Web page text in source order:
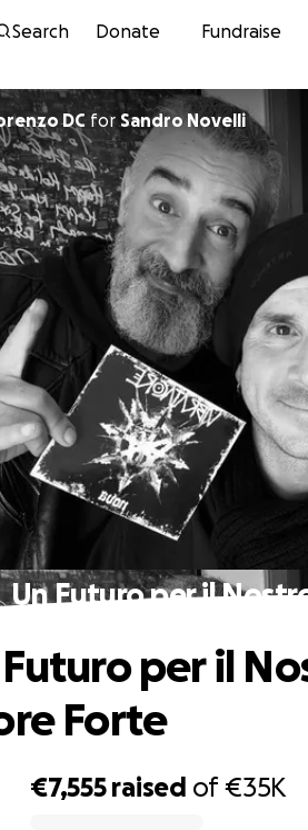
Search Donate Fundraise
DC forSandro Novelli
Un Futuro per il
€7,555 raised of€35K
per il
Forte